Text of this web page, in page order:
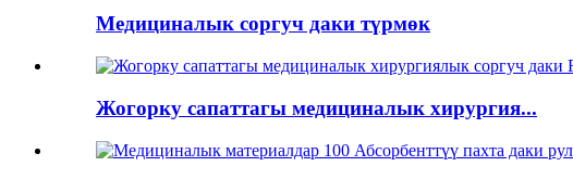
Медициналык соргуч даки түрмөк
Жогорку сапаттагы медициналык хирургия...